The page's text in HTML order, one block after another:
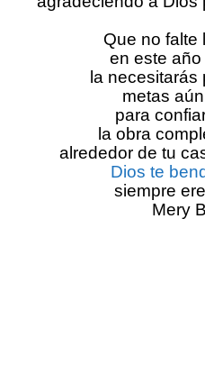
Que no falte
en este
la
metas
para
la obra
alrededor de tu
Dios te
siempre
Mery